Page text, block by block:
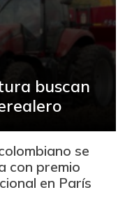
buscan
se
con premio
en París